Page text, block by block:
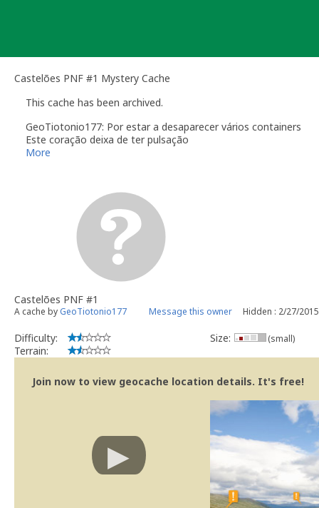
Castelões PNF #1 Mystery Cache
This cache has been archived.
GeoTiotonio177: Por estar a desaparecer vários containers
Este coração deixa de ter pulsação
Agradeço a todos quantos o visitaram
…............. ((___)
More
Castelões PNF #1
A cache by GeoTiotonio177 Message this owner Hidden : 2/27/2015
Difficulty:
Terrain:
Size: (small)
Join now to view geocache location details. It's free!